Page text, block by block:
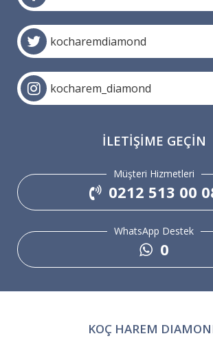
kocharemdiamond
kocharem_diamond
İLETIŞIME GEÇIN
Müşteri Hizmetleri
0212 513 00
WhatsApp Destek
0
KOÇ HAREM